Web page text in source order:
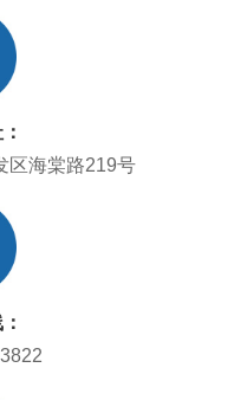
区海棠路219号